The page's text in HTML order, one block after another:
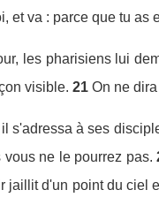
et va : parce que tu as
les pharisiens lui
visible. 21 On ne
s'adressa à ses
vous ne le pourrez pas.
jaillit d'un point du ciel